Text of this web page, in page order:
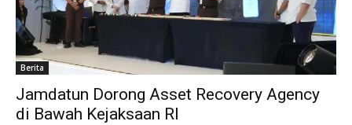
Berita
Jamdatun Dorong Asset Recovery Agency
di Bawah Kejaksaan RI